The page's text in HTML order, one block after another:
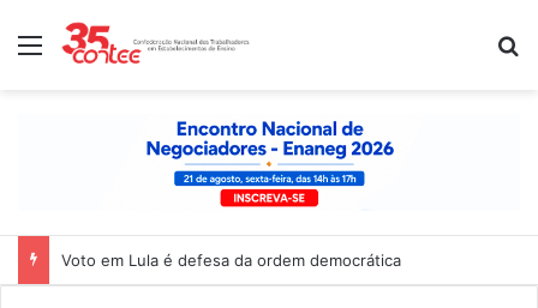
Menu
Voto em Lula é defesa da ordem democrática